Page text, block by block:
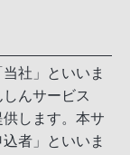
社」といいま
んサービス
供します。本サ
者」といいま